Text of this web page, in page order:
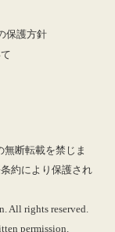
保護方針
無断転載を禁じま
約により保護され
All rights reserved.
permission.